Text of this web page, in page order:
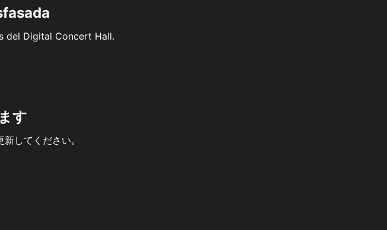
del Digital Concert Hall.
す
してください。